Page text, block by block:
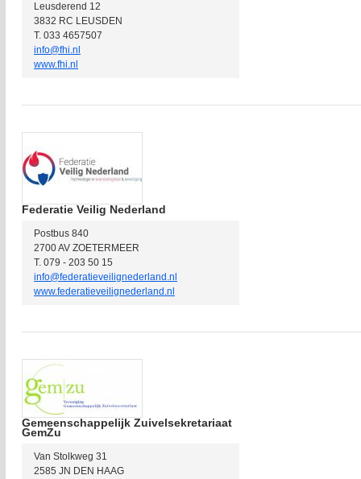
Leusderend 12
3832 RC LEUSDEN
T. 033 4657507
info@fhi.nl
www.fhi.nl
Federatie Veilig Nederland
Postbus 840
2700 AV ZOETERMEER
T. 079 - 203 50 15
info@federatieveilignederland.nl
www.federatieveilignederland.nl
Gemeenschappelijk Zuivelsekretariaat
GemZu
Van Stolkweg 31
2585 JN DEN HAAG